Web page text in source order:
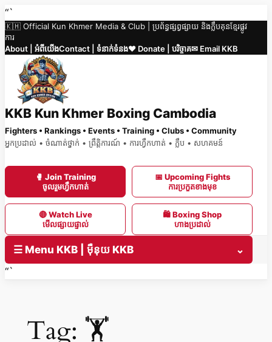
Skip
to
content
“`
🇰🇭 Official Kun Khmer Media & Club | ប្រព័ន្ធផ្សព្វផ្សាយ និងក្លឹបគុនខ្មែរផ្លូវ
ការ
About | អំពីយើងContact | ទំនាក់ទំនង❤️ Donate | បរិច្ចាគ✉ Email KKB
KKB Kun Khmer Boxing Cambodia
Fighters • Rankings • Events • Training • Clubs • Community
អ្នកប្រដាល់ • ចំណាត់ថ្នាក់ • ព្រឹត្តិការណ៍ • ការហ្វឹកហាត់ • ក្លឹប • សហគមន៍
🥊 Join Training
ចូលរួមហ្វឹកហាត់
📅 Upcoming Fights
ការប្រកួតខាងមុខ
🔴 Watch Live
មើលផ្សាយផ្ទាល់
🛍 Boxing Shop
ហាងប្រដាល់
☰ Menu KKB | ម៉ឺនុយ KKB
⌄
“`
Tag: 🏋️